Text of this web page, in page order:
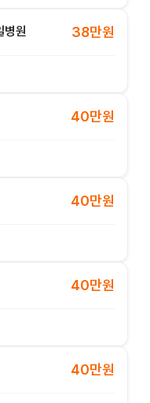
병원 38만원
40만원
40만원
40만원
40만원